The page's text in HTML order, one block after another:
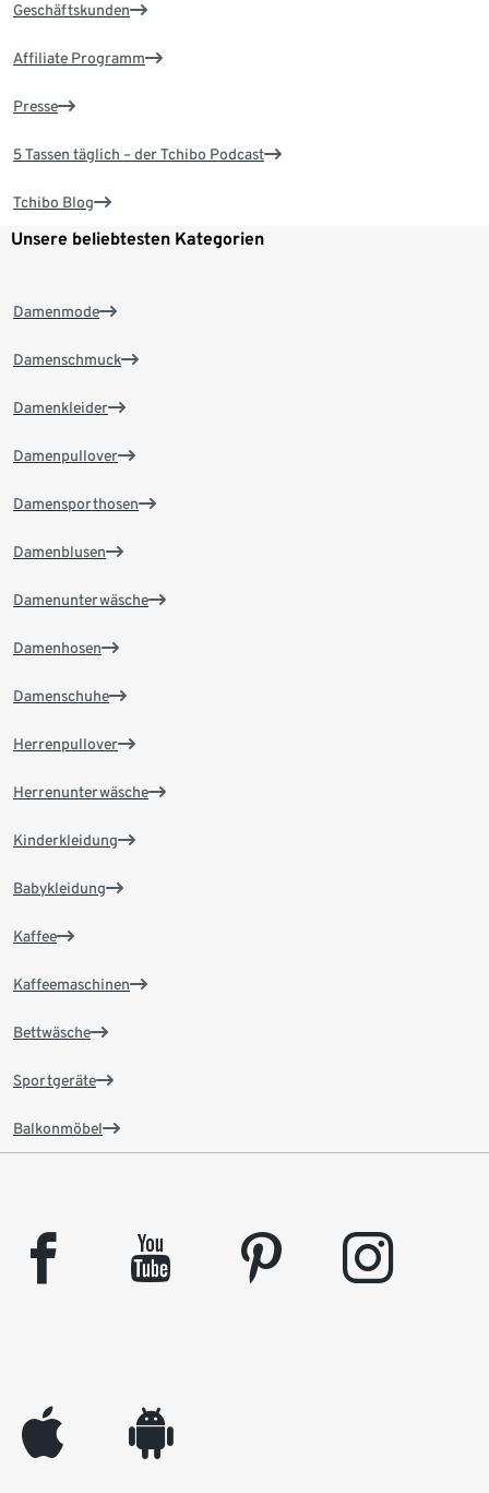
Geschäftskunden
Affiliate Programm
Presse
5 Tassen täglich – der Tchibo Podcast
Tchibo Blog
Unsere beliebtesten Kategorien
Damenmode
Damenschmuck
Damenkleider
Damenpullover
Damensporthosen
Damenblusen
Damenunterwäsche
Damenhosen
Damenschuhe
Herrenpullover
Herrenunterwäsche
Kinderkleidung
Babykleidung
Kaffee
Kaffeemaschinen
Bettwäsche
Sportgeräte
Balkonmöbel
facebook youtube pinterest instagram
appleinc android